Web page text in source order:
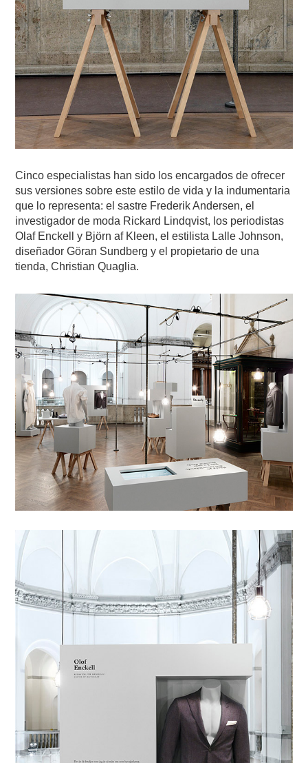
Cinco especialistas han sido los encargados de ofrecer
sus versiones sobre este estilo de vida y la indumentaria
que lo representa: el sastre Frederik Andersen, el
investigador de moda Rickard Lindqvist, los periodistas
Olaf Enckell y Björn af Kleen, el estilista Lalle Johnson,
diseñador Göran Sundberg y el propietario de una
tienda, Christian Quaglia.